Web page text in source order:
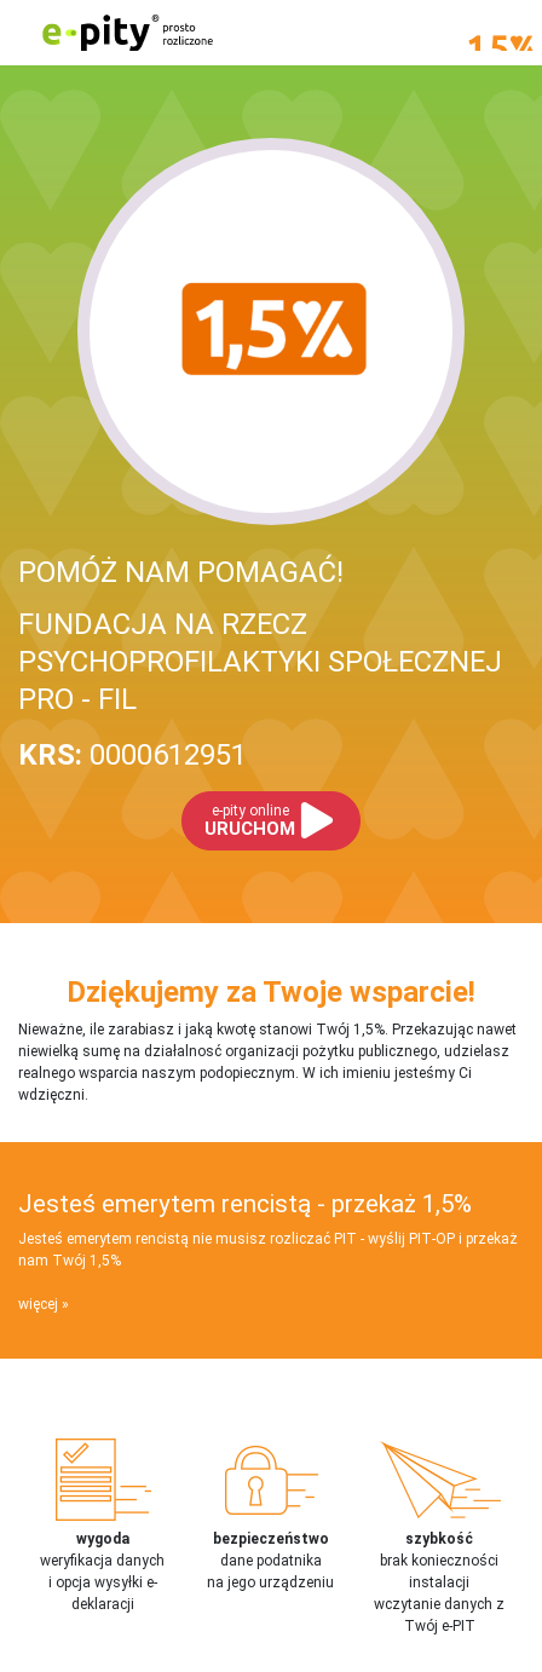
POMÓŻ NAM POMAGAĆ!
FUNDACJA NA RZECZ
PSYCHOPROFILAKTYKI SPOŁECZNEJ
PRO - FIL
KRS: 0000612951
e-pity online
URUCHOM
Dziękujemy za Twoje wsparcie!
Nieważne, ile zarabiasz i jaką kwotę stanowi Twój 1,5%. Przekazując nawet
niewielką sumę na działalnosć organizacji pożytku publicznego, udzielasz
realnego wsparcia naszym podopiecznym. W ich imieniu jesteśmy Ci
wdzięczni.
Jesteś emerytem rencistą - przekaż 1,5%
Jesteś emerytem rencistą nie musisz rozliczać PIT - wyślij PIT‑OP i przekaż
nam Twój 1,5%
więcej
wygoda
weryfikacja danych
i opcja wysyłki e-
deklaracji
bezpieczeństwo
dane podatnika
na jego urządzeniu
szybkość
brak konieczności
instalacji
wczytanie danych z
Twój e-PIT